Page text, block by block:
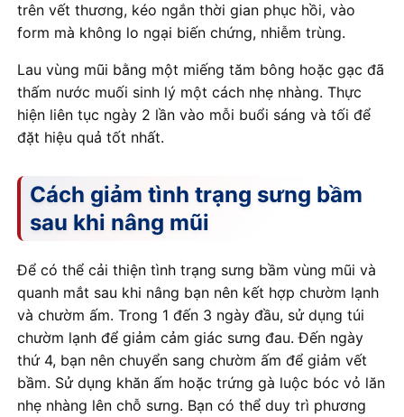
trên vết thương, kéo ngắn thời gian phục hồi, vào
form mà không lo ngại biến chứng, nhiễm trùng.
Lau vùng mũi bằng một miếng tăm bông hoặc gạc đã
thấm nước muối sinh lý một cách nhẹ nhàng. Thực
hiện liên tục ngày 2 lần vào mỗi buổi sáng và tối để
đặt hiệu quả tốt nhất.
Cách giảm tình trạng sưng bầm
sau khi nâng mũi
Để có thể cải thiện tình trạng sưng bầm vùng mũi và
quanh mắt sau khi nâng bạn nên kết hợp chườm lạnh
và chườm ấm. Trong 1 đến 3 ngày đầu, sử dụng túi
chườm lạnh để giảm cảm giác sưng đau. Đến ngày
thứ 4, bạn nên chuyển sang chườm ấm để giảm vết
bầm. Sử dụng khăn ấm hoặc trứng gà luộc bóc vỏ lăn
nhẹ nhàng lên chỗ sưng. Bạn có thể duy trì phương